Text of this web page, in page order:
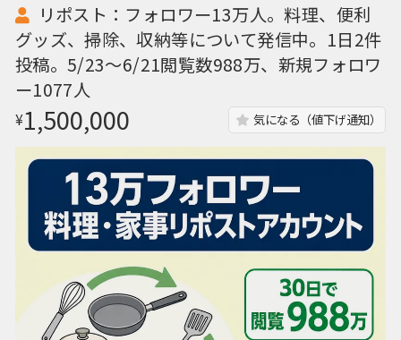
リポスト：フォロワー13万人。料理、便利
グッズ、掃除、収納等について発信中。1日2件
投稿。5/23〜6/21閲覧数988万、新規フォロワ
ー1077人
¥1,500,000 気になる（値下げ通知）